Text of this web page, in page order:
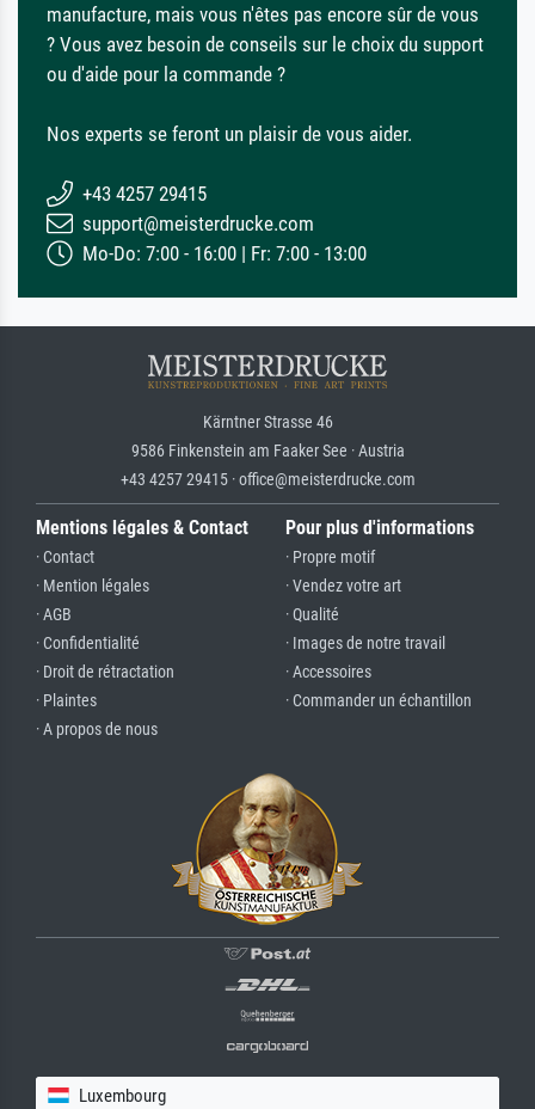
manufacture, mais vous n'êtes pas encore sûr de vous
? Vous avez besoin de conseils sur le choix du support
ou d'aide pour la commande ?
Nos experts se feront un plaisir de vous aider.
+43 4257 29415
support@meisterdrucke.com
Mo-Do: 7:00 - 16:00 | Fr: 7:00 - 13:00
Kärntner Strasse 46
9586 Finkenstein am Faaker See · Austria
+43 4257 29415 · office@meisterdrucke.com
Mentions légales & Contact
· Contact
· Mention légales
· AGB
· Confidentialité
· Droit de rétractation
· Plaintes
· A propos de nous
Pour plus d'informations
· Propre motif
· Vendez votre art
· Qualité
· Images de notre travail
· Accessoires
· Commander un échantillon
Luxembourg